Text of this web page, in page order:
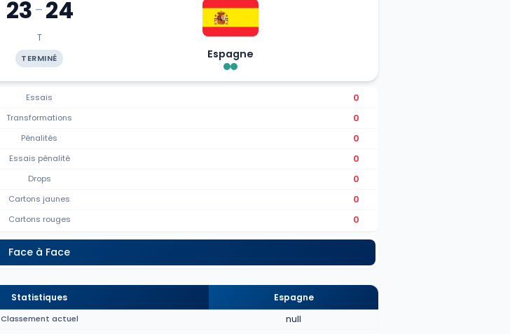
23-24
T
TERMINÉ Espagne
Essais
0
Transformations
0
Pénalités
0
Essais pénalité
0
Drops
0
Cartons jaunes
0
Cartons rouges 0
Face à Face
Statistiques
Espagne
Classement actuel
null